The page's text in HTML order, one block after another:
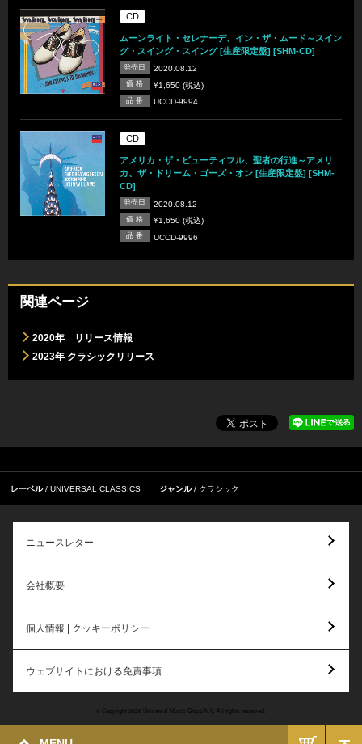
CD
ムーンライト・セレナーデ、イン・ザ・ムード～スイン
グ・スイング・スイング [生産限定盤] [SHM-CD]
発売日 2020.08.12
価 格 ¥1,650 (税込)
品 番 UCCD-9994
CD
アメリカ・ザ・ビューティフル、聖者の行進～アメリ
カ、ザ・ドリーム・ゴーズ・オン [生産限定盤] [SHM-
CD]
発売日 2020.08.12
価 格 ¥1,650 (税込)
品 番 UCCD-9996
関連ページ
2020年 リリース情報
2023年 クラシックリリース
レーベル UNIVERSAL CLASSICS ジャンル クラシック
ニュースレター
会社概要
個人情報 | クッキーポリシー
ウェブサイトにおける免責事項
© Copyright 2026 Universal Music Group N.V. All rights reserved.